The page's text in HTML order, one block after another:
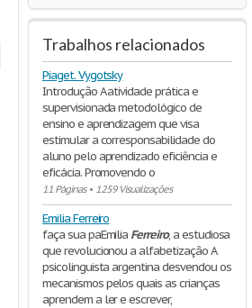
Trabalhos relacionados
Piaget. Vygotsky
Introdução A atividade prática e
supervisionada metodológico de
ensino e aprendizagem que visa
estimular a corresponsabilidade do
aluno pelo aprendizado eficiência e
eficácia. Promovendo o
11 Páginas• 1259 Visualizações
Emilia Ferreiro
faça sua paEmilia Ferreiro, a estudiosa
que revolucionou a alfabetização A
psicolinguista argentina desvendou os
mecanismos pelos quais as crianças
aprendem a ler e escrever,